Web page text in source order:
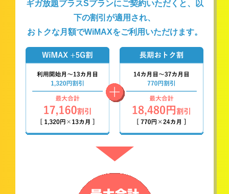
ギガ放題プラスSプランにご契約いただくと、以
下の割引が適用され、
おトクな月額でWiMAXをご利用いただけます。